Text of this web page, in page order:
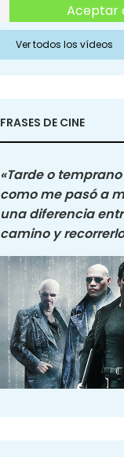
Aceptar
Aceptar
Ver todos los vídeos
FRASES DE CINE
«Tarde o
como me pasó a
una diferencia
camino y